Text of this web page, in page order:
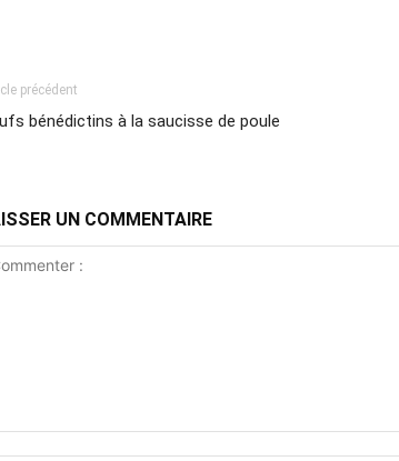
précédent
bénédictins à la saucisse de poule
UN COMMENTAIRE